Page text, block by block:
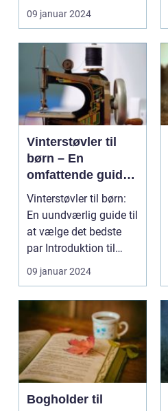
Vinteren er over o...
09 januar 2024
Vinterstøvler til
børn – En
omfattende guide
til hjælp med at
vælge det perfekte
par
Vinterstøvler til børn:
En uundværlig guide til
at vælge det bedste
par Introduktion til
vinterstø...
09 januar 2024
Bogholder til